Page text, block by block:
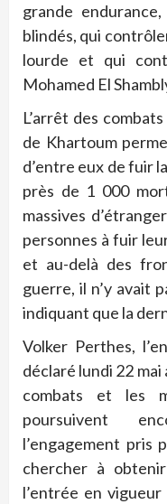
grande
blindés, qui
lourde et qui
Mohamed El
L’arrêt des
de Khartoum
d’entre eux de fuir
près de 1 000
massives
personnes à fuir
et au-delà des
guerre, il n’y avait
indiquant que la
Volker Perthes,
déclaré lundi 22 mai
combats et les
poursuivent
l’engagement pris
chercher à
l’entrée en